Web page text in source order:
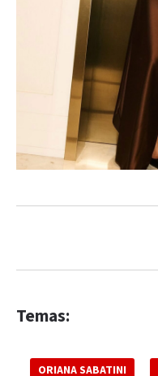
Temas:
ORIANA SABATINI